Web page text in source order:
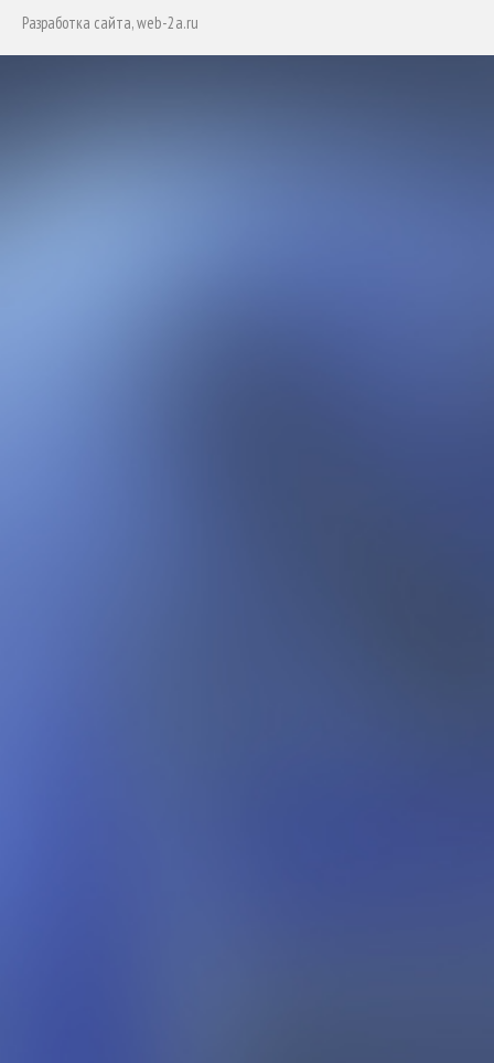
Разработка сайта, web-2a.ru